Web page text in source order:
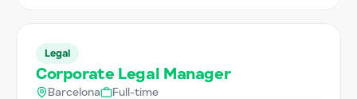
Legal
Corporate Legal Manager
Barcelona Full-time